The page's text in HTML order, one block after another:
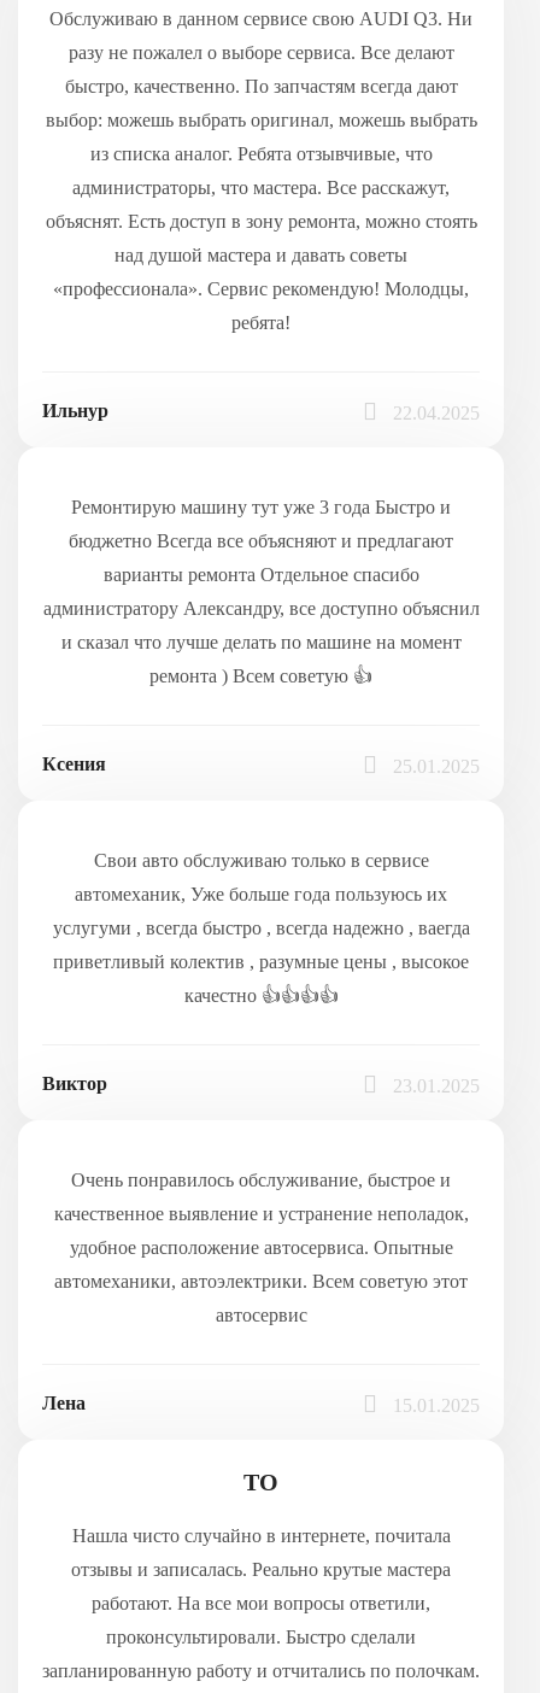
Обслуживаю в данном сервисе свою AUDI Q3. Ни
разу не пожалел о выборе сервиса. Все делают
быстро, качественно. По запчастям всегда дают
выбор: можешь выбрать оригинал, можешь выбрать
из списка аналог. Ребята отзывчивые, что
администраторы, что мастера. Все расскажут,
объяснят. Есть доступ в зону ремонта, можно стоять
над душой мастера и давать советы
«профессионала». Сервис рекомендую! Молодцы,
ребята!
Ильнур 22.04.2025
Ремонтирую машину тут уже 3 года Быстро и
бюджетно Всегда все объясняют и предлагают
варианты ремонта Отдельное спасибо
администратору Александру, все доступно объяснил
и сказал что лучше делать по машине на момент
ремонта ) Всем советую 👍
Ксения 25.01.2025
Свои авто обслуживаю только в сервисе
автомеханик, Уже больше года пользуюсь их
услугуми , всегда быстро , всегда надежно , ваегда
приветливый колектив , разумные цены , высокое
качестно 👍👍👍👍
Виктор 23.01.2025
Очень понравилось обслуживание, быстрое и
качественное выявление и устранение неполадок,
удобное расположение автосервиса. Опытные
автомеханики, автоэлектрики. Всем советую этот
автосервис
Лена 15.01.2025
ТО
Нашла чисто случайно в интернете, почитала
отзывы и записалась. Реально крутые мастера
работают. На все мои вопросы ответили,
проконсультировали. Быстро сделали
запланированную работу и отчитались по полочкам.